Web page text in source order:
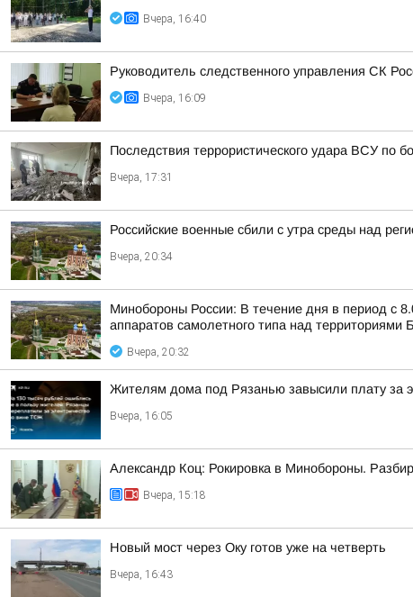
Вчера, 16:40
Руководитель следственного управления СК
Вчера, 16:09
Последствия террористического удара ВСУ по
Вчера, 17:31
Российские военные сбили с утра среды над
Вчера, 20:34
Минобороны России: В течение дня в период с
аппаратов самолетного типа над территориями
Вчера, 20:32
Жителям дома под Рязанью завысили плату за
Вчера, 16:05
Александр Коц: Рокировка в Минобороны.
Вчера, 15:18
Новый мост через Оку готов уже на четверть
Вчера, 16:43